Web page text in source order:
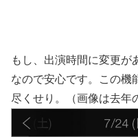
もし、出演時間に変更が
なので安心です。この機
尽くせり。（画像は去年